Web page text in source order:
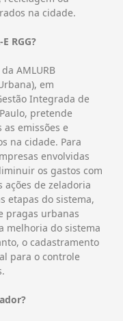
na cidade.
RGG?
AMLURB
em
Integrada de
pretende
emissões e
na cidade. Para
envolvidas
os gastos com
de zeladoria
etapas do sistema,
pragas urbanas
melhoria do sistema
o cadastramento
para o controle